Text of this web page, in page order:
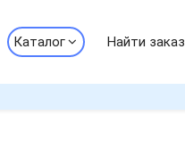
Каталог Найти заказ